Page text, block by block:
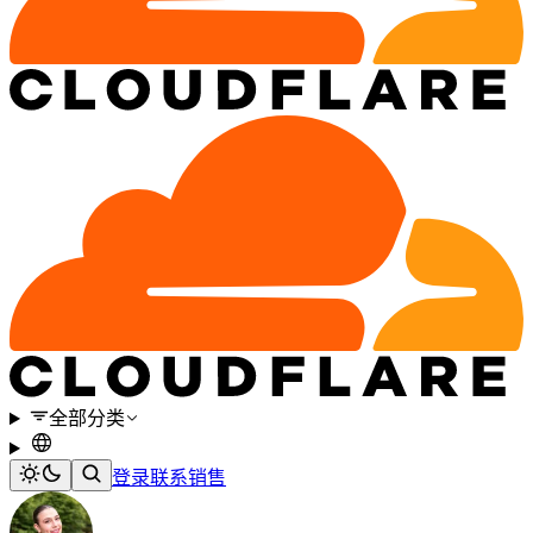
全部分类
登录联系销售